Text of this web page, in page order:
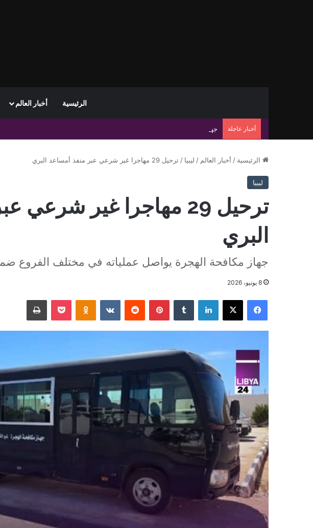
الرئيسية أخبار العالم
أخبار عاجلة جهاز مكافحة الهجرة غير الشرعية يضبط 15 مهاجرًا غير شرعي على سواحل الحمامة والحنية
الرئيسية / أخبار العالم / ليبيا / ترحيل 29 مهاجرا غير شرعي عبر منفذ أمساعد البري
ليبيا
ترحيل 29 مهاجرا غير
البري
جهاز مكافحة الهجرة يواصل عملياته في مختلف الفروع
8 يونيو، 2026
فيسبوك ‫X لينكدإن بينتيريست Odnoklassniki
‫Pocket طباعة